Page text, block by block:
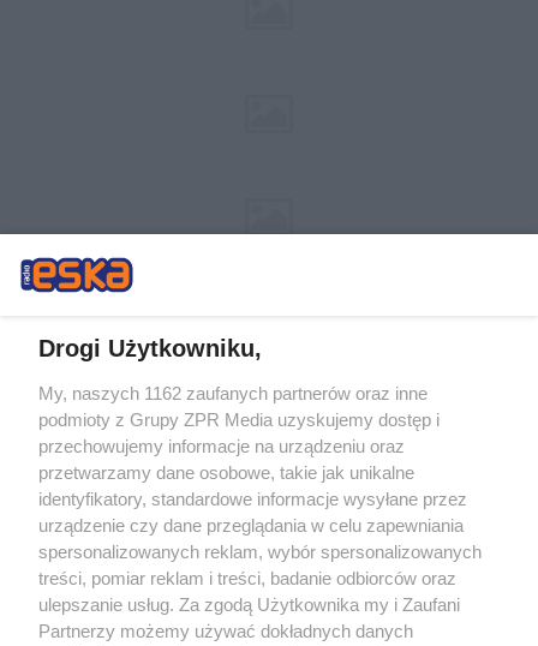
Żaden utwór zamieszczony w serwisie nie może być powielany i
rozpowszechniany lub dalej rozpowszechniany w jakikolwiek sposób (w
tym także elektroniczny lub mechaniczny) na jakimkolwiek polu
eksploatacji w jakiejkolwiek formie, włącznie z umieszczaniem w Internecie
bez pisemnej zgody właściciela praw. Jakiekolwiek użycie lub
wykorzystanie utworów w całości lub w części z naruszeniem prawa, tzn.
bez właściwej zgody, jest zabronione pod groźbą kary i może być ścigane
prawnie.
Drogi Użytkowniku,
My, naszych 1162 zaufanych partnerów oraz inne
podmioty z Grupy ZPR Media uzyskujemy dostęp i
przechowujemy informacje na urządzeniu oraz
przetwarzamy dane osobowe, takie jak unikalne
identyfikatory, standardowe informacje wysyłane przez
urządzenie czy dane przeglądania w celu zapewniania
spersonalizowanych reklam, wybór spersonalizowanych
treści, pomiar reklam i treści, badanie odbiorców oraz
ulepszanie usług. Za zgodą Użytkownika my i Zaufani
Partnerzy możemy używać dokładnych danych